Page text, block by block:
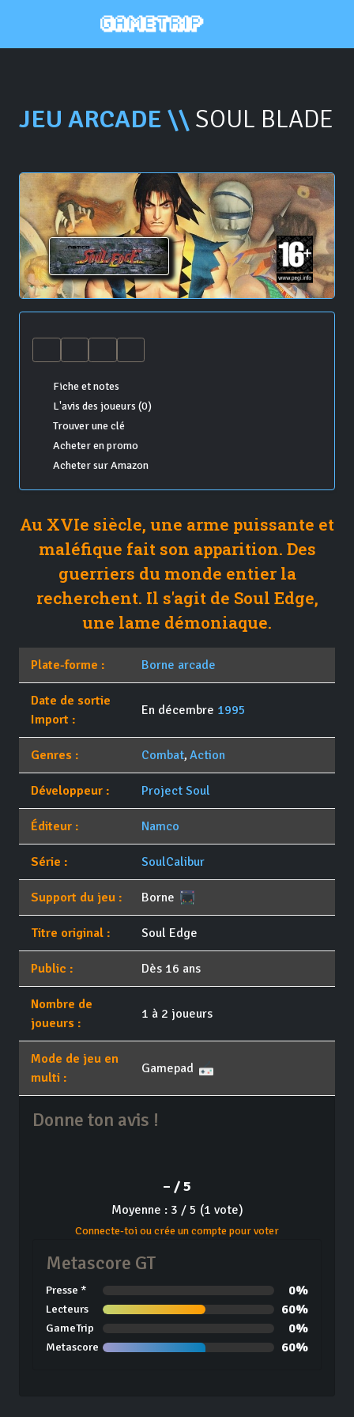
JEU ARCADE \\ SOUL BLADE
Fiche et notes
L'avis des joueurs (0)
Trouver une clé
Acheter en promo
Acheter sur Amazon
Au XVIe siècle, une arme puissante et
maléfique fait son apparition. Des
guerriers du monde entier la
recherchent. Il s'agit de Soul Edge,
une lame démoniaque.
Plate-forme : Borne arcade
Date de sortie
Import :
En décembre 1995
Genres : Combat, Action
Développeur : Project Soul
Éditeur : Namco
Série : SoulCalibur
Support du jeu : Borne
Titre original : Soul Edge
Public : Dès 16 ans
Nombre de
joueurs :
1 à 2 joueurs
Mode de jeu en
multi :
Gamepad
Donne ton avis !
– / 5
Moyenne : 3 / 5 (1 vote)
Connecte-toi ou crée un compte pour voter
Metascore GT
Presse * 0%
Lecteurs 60%
GameTrip 0%
Metascore 60%